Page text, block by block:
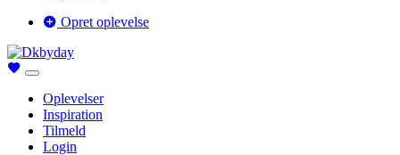
Opret oplevelse
Oplevelser
Inspiration
Tilmeld
Login